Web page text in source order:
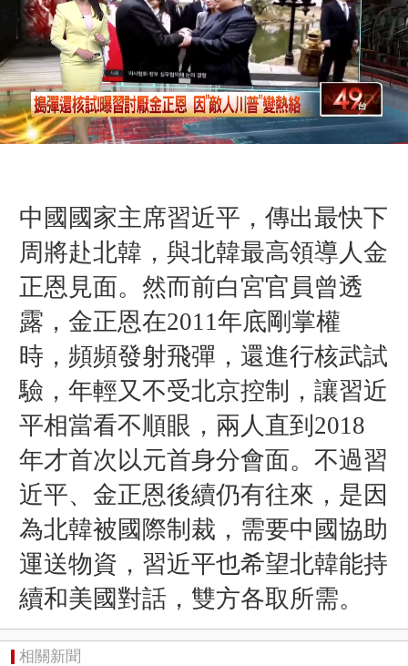
中國國家主席習近平，傳出最快下
周將赴北韓，與北韓最高領導人金
正恩見面。然而前白宮官員曾透
露，金正恩在2011年底剛掌權
時，頻頻發射飛彈，還進行核武試
驗，年輕又不受北京控制，讓習近
平相當看不順眼，兩人直到2018
年才首次以元首身分會面。不過習
近平、金正恩後續仍有往來，是因
為北韓被國際制裁，需要中國協助
運送物資，習近平也希望北韓能持
續和美國對話，雙方各取所需。
相關新聞